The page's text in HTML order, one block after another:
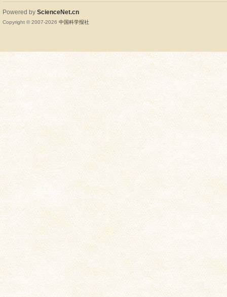
Powered by ScienceNet.cn
Copyright © 2007-2026 中国科学报社